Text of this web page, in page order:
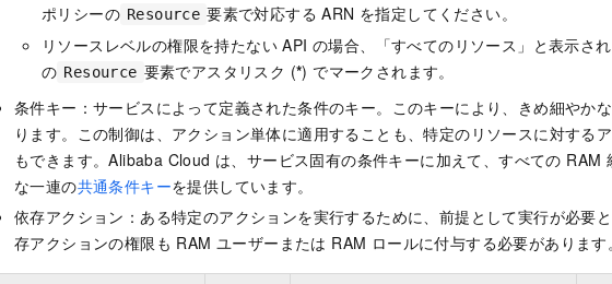
ポリシーの Resource 要素で対応する ARN を指定してください。
リソースレベルの権限を持たない API の場合、「すべてのリソース」と表示さ
の Resource 要素でアスタリスク (*) でマークされます。
条件キー：サービスによって定義された条件のキー。このキーにより、きめ細やか
ります。この制御は、アクション単体に適用することも、特定のリソースに対する
もできます。Alibaba Cloud は、サービス固有の条件キーに加えて、すべての RAM
な一連の共通条件キーを提供しています。
依存アクション：ある特定のアクションを実行するために、前提として実行が必要
存アクションの権限も RAM ユーザーまたは RAM ロールに付与する必要があります